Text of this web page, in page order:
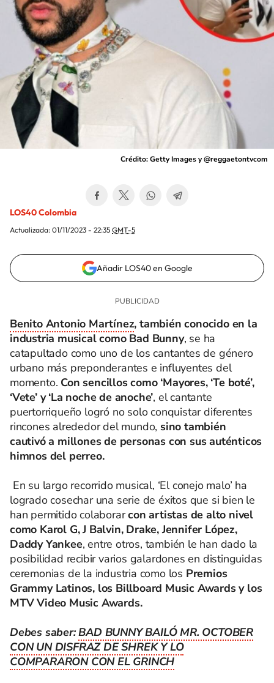
Crédito: Getty Images y @reggaetontvcom
LOS40 Colombia
Actualizada: 01/11/2023 - 22:35 GMT-5
Añadir LOS40 en Google
Benito Antonio Martínez, también conocido en la
industria musical como Bad Bunny, se ha
catapultado como uno de los cantantes de género
urbano más preponderantes e influyentes del
momento. Con sencillos como ‘Mayores, ‘Te boté’,
‘Vete’ y ‘La noche de anoche’, el cantante
puertorriqueño logró no solo conquistar diferentes
rincones alrededor del mundo, sino también
cautivó a millones de personas con sus auténticos
himnos del perreo.
En su largo recorrido musical, ‘El conejo malo’ ha
logrado cosechar una serie de éxitos que si bien le
han permitido colaborarcon artistas de alto nivel
como Karol G, J Balvin, Drake, Jennifer López,
Daddy Yankee, entre otros, también le han dado la
posibilidad recibir varios galardones en distinguidas
ceremonias de la industria como los Premios
Grammy Latinos, los Billboard Music Awards y los
MTV Video Music Awards.
Debes saber:BAD BUNNY BAILÓ MR. OCTOBER
CON UN DISFRAZ DE SHREK Y LO
COMPARARON CON EL GRINCH